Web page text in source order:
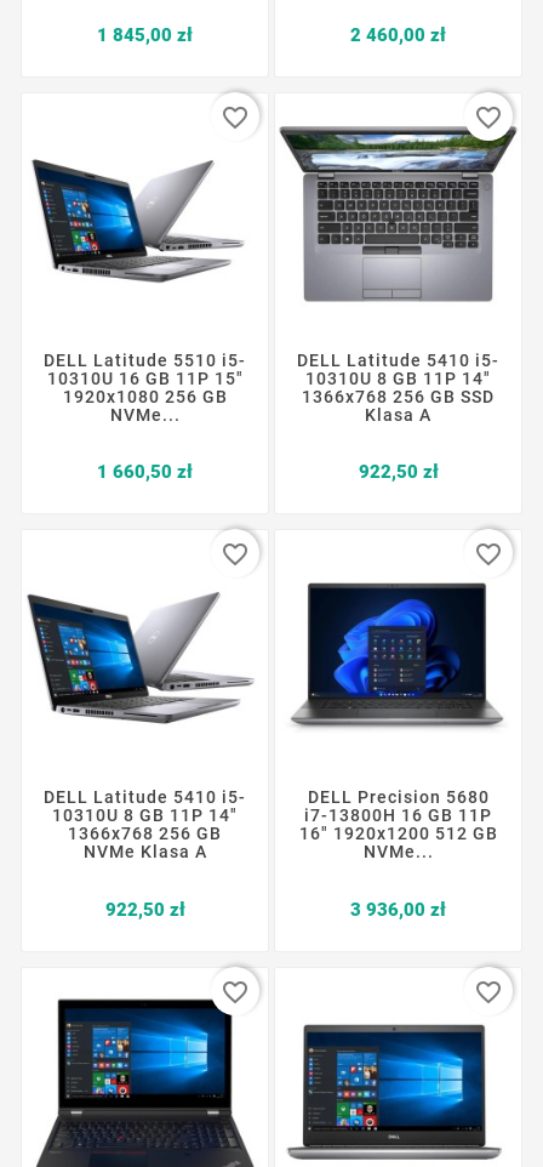
1 845,00 złCena 2 460,00 złCena
DELL Latitude 5510 i5-
10310U 16 GB 11P 15"
1920x1080 256 GB
NVMe...
1 660,50 złCena
favorite_border
DELL Latitude 5410 i5-
10310U 8 GB 11P 14"
1366x768 256 GB SSD
Klasa A
922,50 złCena
favorite_border
DELL Latitude 5410 i5-
10310U 8 GB 11P 14"
1366x768 256 GB
NVMe Klasa A
922,50 złCena
favorite_border
DELL Precision 5680
i7-13800H 16 GB 11P
16" 1920x1200 512 GB
NVMe...
3 936,00 złCena
favorite_border
favorite_border favorite_border